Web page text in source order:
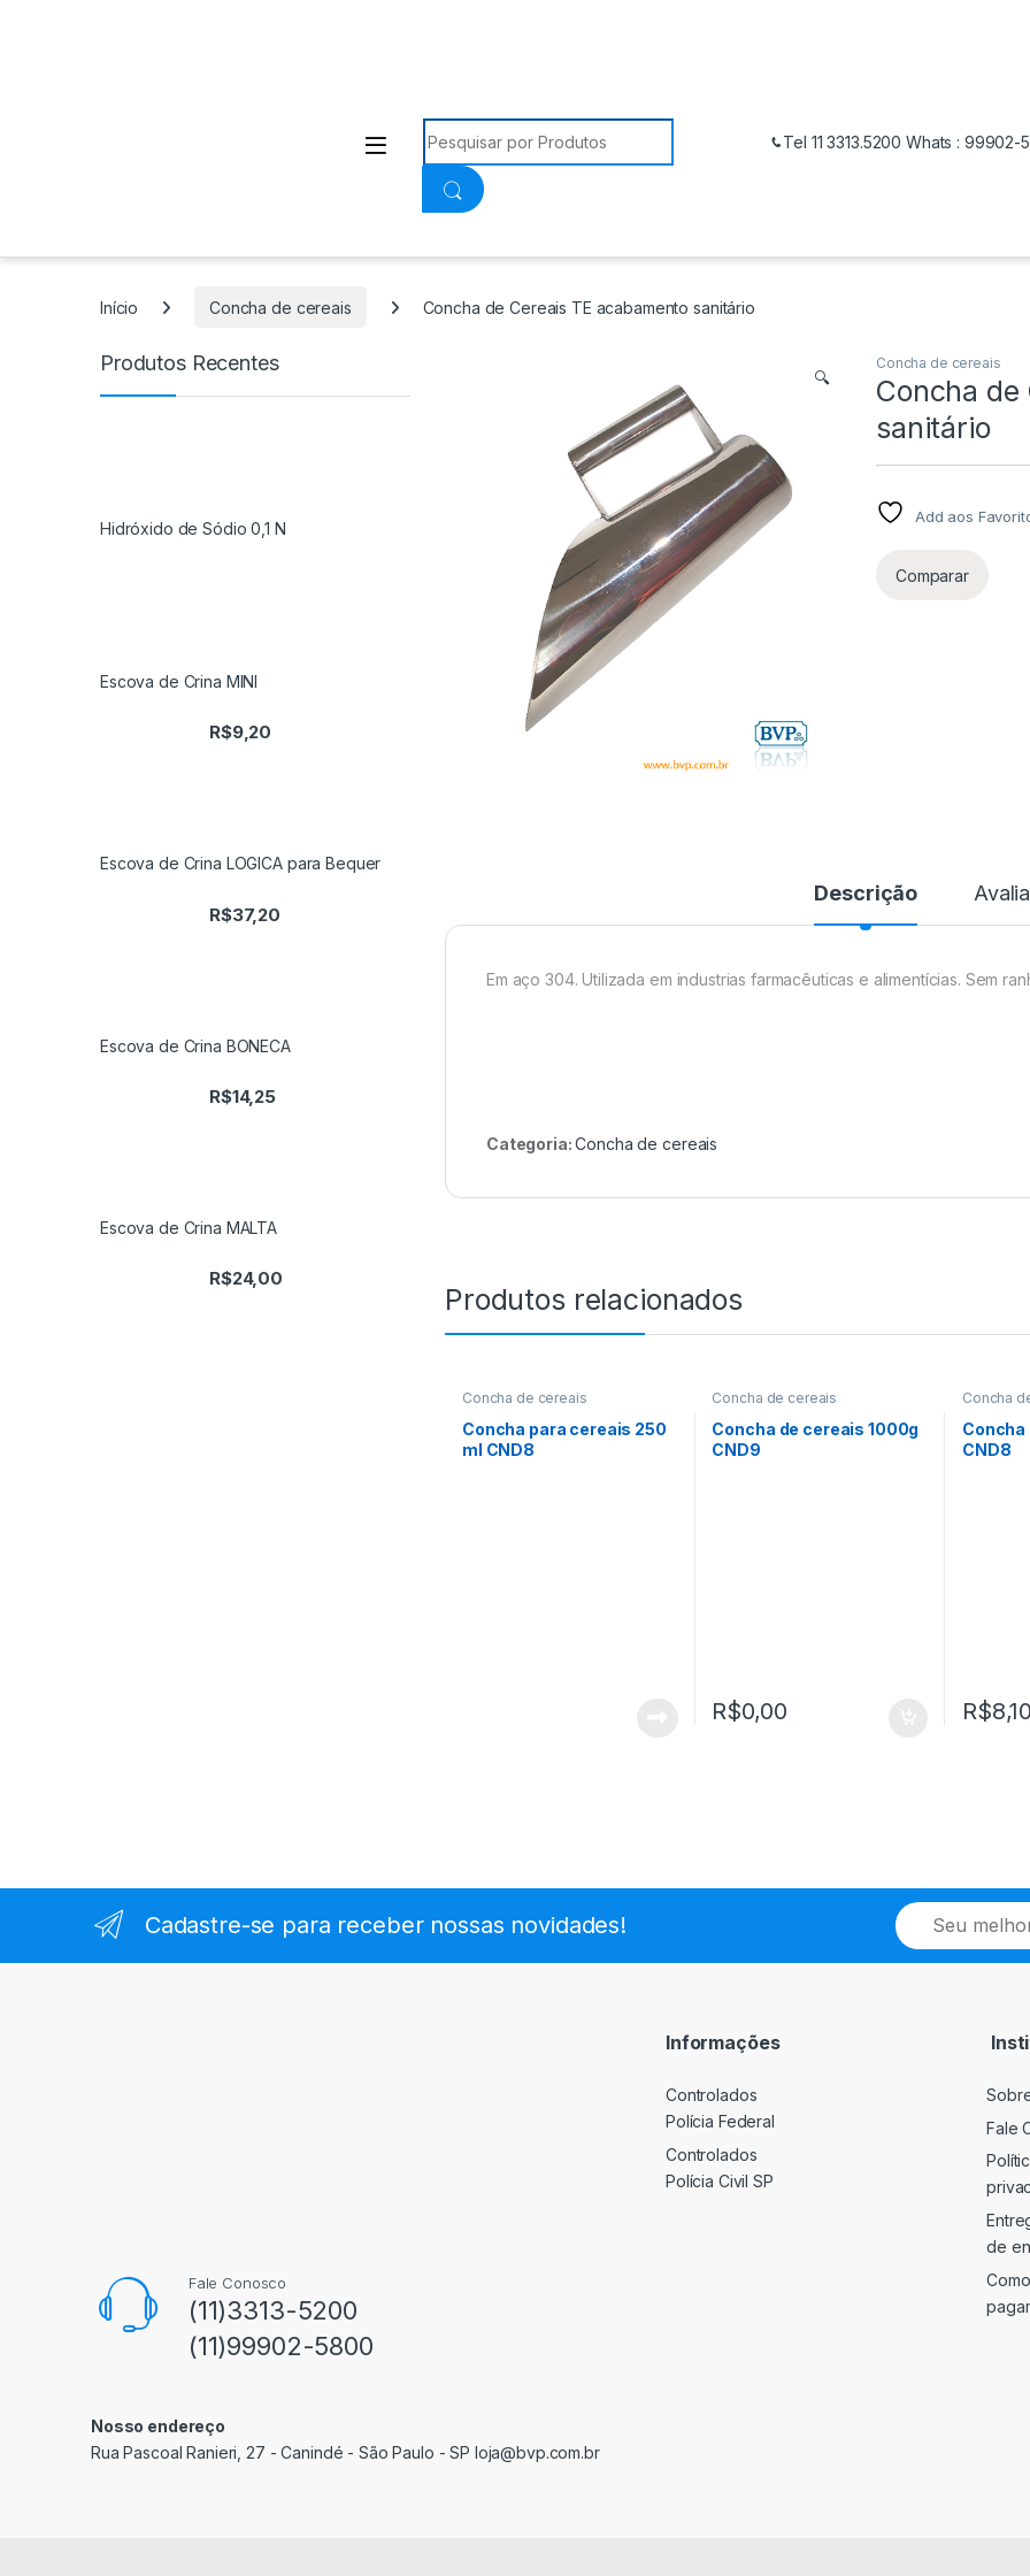
Procurar:
Tel 11 3313.5200 Whats : 99902-
Início Concha de cereais Concha de Cereais TE acabamento sanitário
🔍
Concha de cereais
Concha de
sanitário
Add aos
Comparar
Descrição
Em aço 304. Utilizada em industrias farmacêuticas e alimentícias. Sem
Categoria:Concha de cereais
Produtos relacionados
Concha de cereais
Concha para cereais 250
ml CND8
Concha de cereais
Concha de cereais 1000g
CND9
R$0,00
Concha
Concha
CND8
R$8,10
Produtos Recentes
Hidróxido de Sódio 0,1 N
Escova de Crina MINI
R$9,20
Escova de Crina LOGICA para Bequer
R$37,20
Escova de Crina BONECA
R$14,25
Escova de Crina MALTA
R$24,00
Cadastre-se para receber nossas novidades!
E
m
a
Fale Conosco
(11)3313-5200
(11)99902-5800
Nosso endereço
Rua Pascoal Ranieri, 27 - Canindé - São Paulo - SP loja@bvp.com.br
Informações
Controlados
Polícia Federal
Controlados
Polícia Civil SP
Fale
de